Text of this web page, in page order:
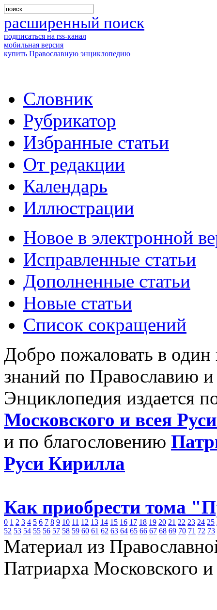
расширенный поиск
подписаться на rss-канал
мобильная версия
купить Православную энциклопедию
Словник
Рубрикатор
Избранные статьи
От редакции
Календарь
Иллюстрации
Новое в электронной
Исправленные статьи
Дополненные статьи
Новые статьи
Список сокращений
Добро пожаловать в
знаний по Православию
Энциклопедия издается
Московского и всея
и по благословению
Руси Кирилла
Как приобрести тома
0 1 2 3 4 5 6 7 8 9 10 11 12 13 14 15 16 17 18 19 20 21 22 23 24 25
52 53 54 55 56 57 58 59 60 61 62 63 64 65 66 67 68 69 70 71 72 73
Материал из
Патриарха Московского